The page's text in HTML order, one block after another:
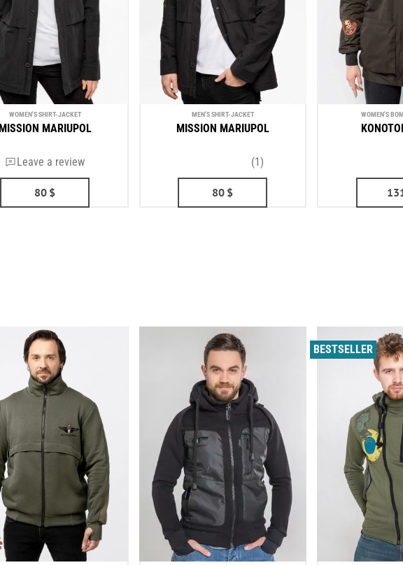
WOMEN'S SHIRT-JACKET
MISSION MARIUPOL
Leave a review
80 $
MEN'S SHIRT-JACKET
MISSION MARIUPOL
(1)
80 $
WOMEN'S
BESTSELLER